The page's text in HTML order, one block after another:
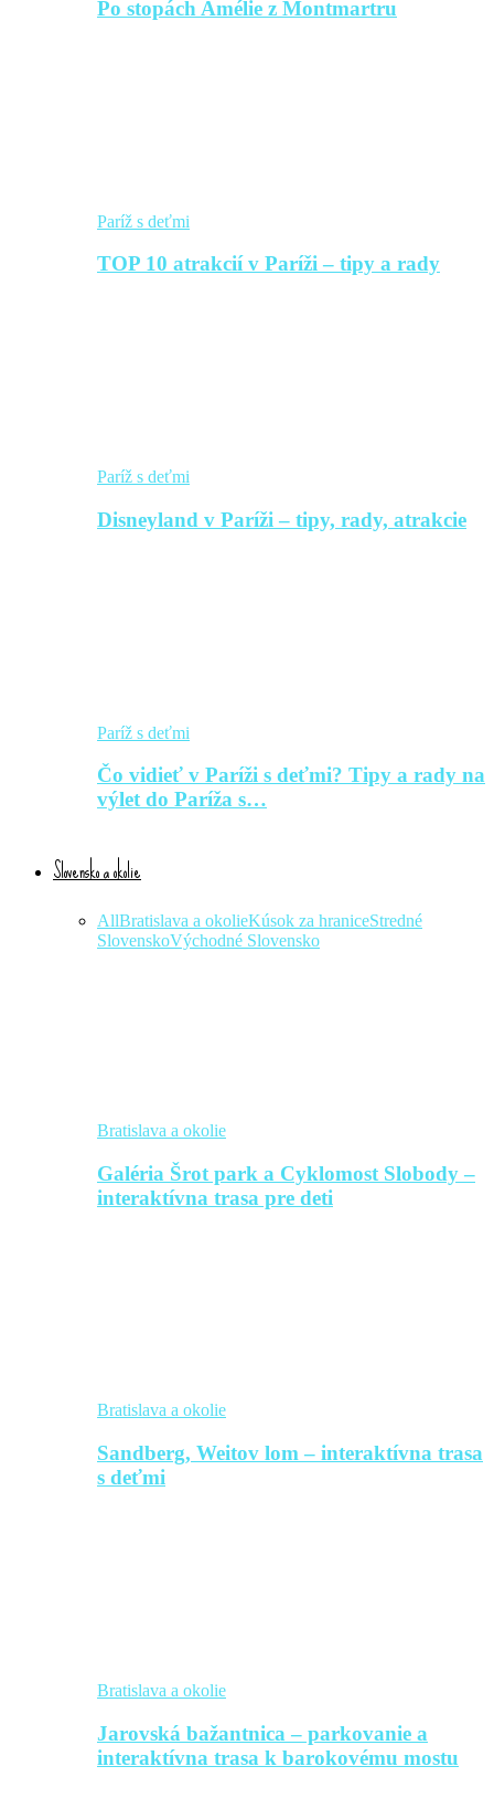
Po stopách Amélie z Montmartru
Paríž s deťmi
TOP 10 atrakcií v Paríži – tipy a rady
Paríž s deťmi
Disneyland v Paríži – tipy, rady, atrakcie
Paríž s deťmi
Čo vidieť v Paríži s deťmi? Tipy a rady na
výlet do Paríža s…
Slovensko a okolie
AllBratislava a okolieKúsok za hraniceStredné
SlovenskoVýchodné Slovensko
Bratislava a okolie
Galéria Šrot park a Cyklomost Slobody –
interaktívna trasa pre deti
Bratislava a okolie
Sandberg, Weitov lom – interaktívna trasa
s deťmi
Bratislava a okolie
Jarovská bažantnica – parkovanie a
interaktívna trasa k barokovému mostu